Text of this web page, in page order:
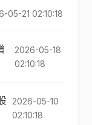
05-21 02:10:18
2026-05-18
02:10:18
2026-05-10
02:10:18